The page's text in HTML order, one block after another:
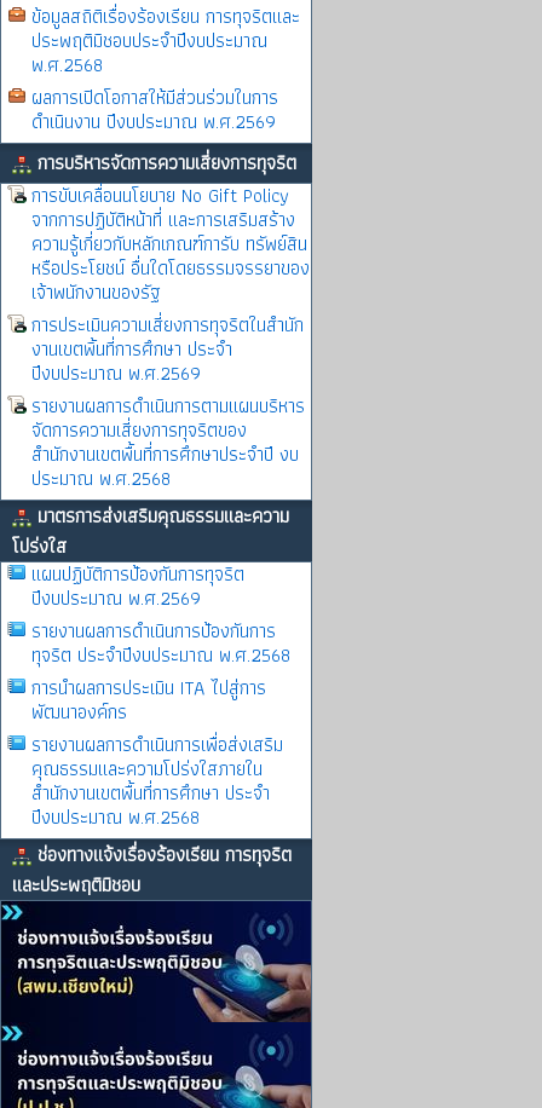
ข้อมูลสถิติเรื่องร้องเรียน การทุจริตและ
ประพฤติมิชอบประจำปีงบประมาณ
พ.ศ.2568
ผลการเปิดโอกาสให้มีส่วนร่วมในการ
ดำเนินงาน ปีงบประมาณ พ.ศ.2569
การบริหารจัดการความเสี่ยงการทุจริต
การขับเคลื่อนนโยบาย No Gift Policy
จากการปฏิบัติหน้าที่ และการเสริมสร้าง
ความรู้เกี่ยวกับหลักเกณฑ์การับ ทรัพย์สิน
หรือประโยชน์ อื่นใดโดยธรรมจรรยาของ
เจ้าพนักงานของรัฐ
การประเมินความเสี่ยงการทุจริตในสำนัก
งานเขตพิ้นที่การศึกษา ประจำ
ปีงบประมาณ พ.ศ.2569
รายงานผลการดำเนินการตามแผนบริหาร
จัดการความเสี่ยงการทุจริตของ
สำนักงานเขตพื้นที่การศึกษาประจำปี งบ
ประมาณ พ.ศ.2568
มาตรการส่งเสริมคุณธรรมและความ
โปร่งใส
แผนปฏิบัติการป้องกันการทุจริต
ปีงบประมาณ พ.ศ.2569
รายงานผลการดําเนินการป้องกันการ
ทุจริต ประจําปีงบประมาณ พ.ศ.2568
การนำผลการประเมิน ITA ไปสู่การ
พัฒนาองค์กร
รายงานผลการดําเนินการเพื่อส่งเสริม
คุณธรรมและความโปร่งใสภายใน
สำนักงานเขตพื้นที่การศึกษา ประจำ
ปีงบประมาณ พ.ศ.2568
ช่องทางแจ้งเรื่องร้องเรียน การทุจริต
และประพฤติมิชอบ